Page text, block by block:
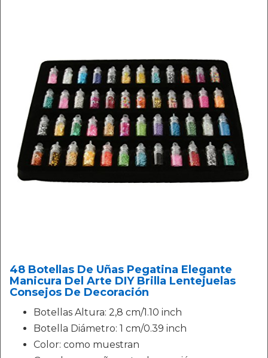
48 Botellas De Uñas Pegatina Elegante
Manicura Del Arte DIY Brilla Lentejuelas
Consejos De Decoración
Botellas Altura: 2,8 cm/1.10 inch
Botella Diámetro: 1 cm/0.39 inch
Color: como muestran